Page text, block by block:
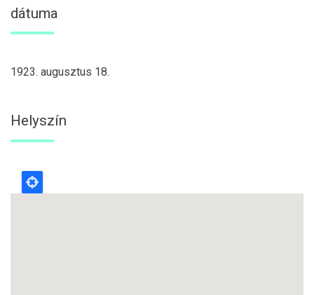
dátuma
1923. augusztus 18.
Helyszín